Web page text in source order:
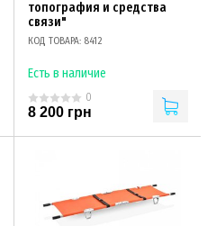
топография и средства
связи"
КОД ТОВАРА: 8412
Есть в наличие
0
8 200 грн